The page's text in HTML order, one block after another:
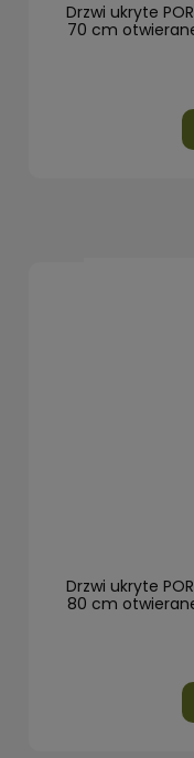
Drzwi ukryte
70 cm
Drzwi ukryte
80 cm